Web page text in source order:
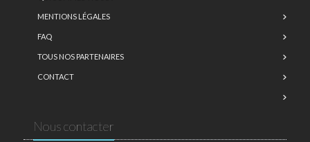
MENTIONS LÉGALES
FAQ
TOUS NOS PARTENAIRES
CONTACT
Nous contacter